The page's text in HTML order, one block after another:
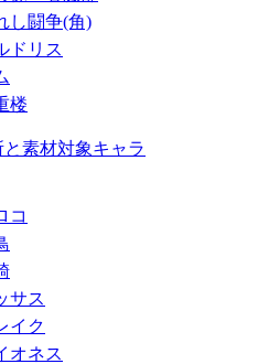
し闘争(角)
ドリス
楼
素材対象キャラ
コ
サス
イク
オネス